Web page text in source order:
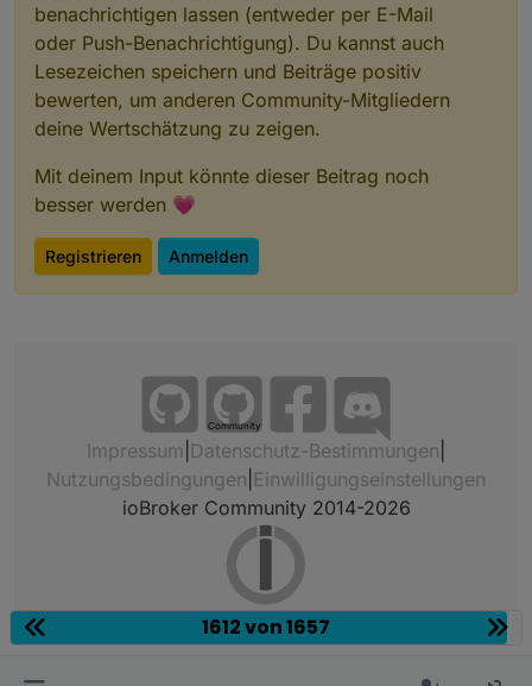
benachrichtigen lassen (entweder per E-Mail
oder Push-Benachrichtigung). Du kannst auch
Lesezeichen speichern und Beiträge positiv
bewerten, um anderen Community-Mitgliedern
deine Wertschätzung zu zeigen.
Mit deinem Input könnte dieser Beitrag noch
besser werden 💗
Registrieren Anmelden
Community
Impressum Datenschutz-Bestimmungen
Nutzungsbedingungen Einwilligungseinstellungen
ioBroker Community 2014-2026
1612 von 1657